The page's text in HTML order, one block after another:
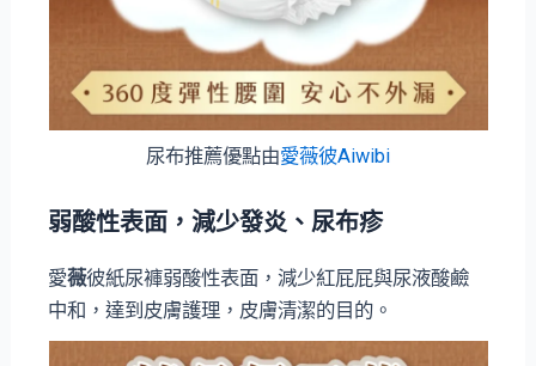
尿布推薦優點由愛薇彼Aiwibi
弱酸性表面，減少發炎、尿布疹
愛薇彼紙尿褲弱酸性表面，減少紅屁屁與尿液酸鹼
中和，達到皮膚護理，皮膚清潔的目的。